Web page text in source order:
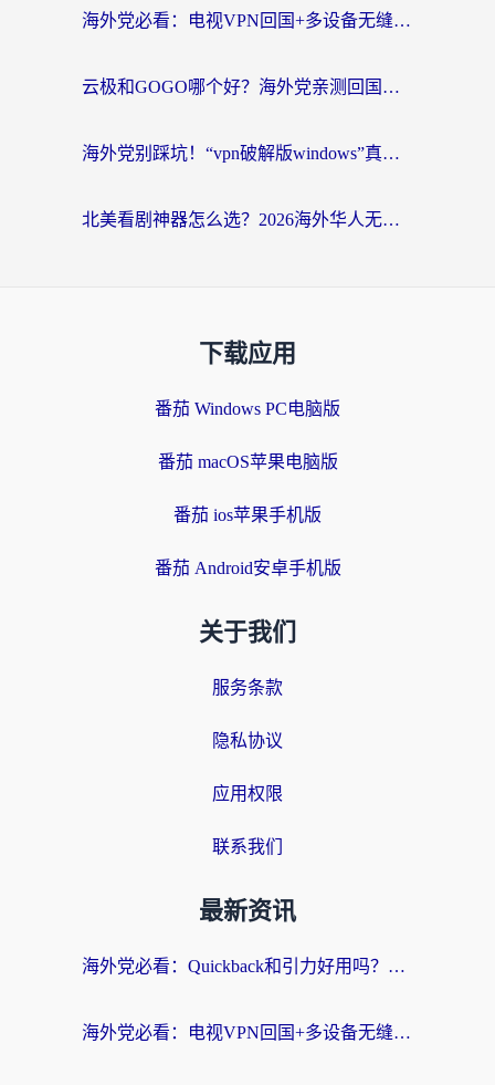
海外党必看：电视VPN回国+多设备无缝访问国内资源的实用指南
云极和GOGO哪个好？海外党亲测回国加速器选择指南（附iOS免费&Windows VPN实用技巧）
海外党别踩坑！“vpn破解版windows”真的能用？教你选对回国加速器无缝刷国内资源
北美看剧神器怎么选？2026海外华人无缝访问国内资源全攻略
下载应用
番茄 Windows PC电脑版
番茄 macOS苹果电脑版
番茄 ios苹果手机版
番茄 Android安卓手机版
关于我们
服务条款
隐私协议
应用权限
联系我们
最新资讯
海外党必看：Quickback和引力好用吗？3分钟搞懂回国加速器怎么选
海外党必看：电视VPN回国+多设备无缝访问国内资源的实用指南